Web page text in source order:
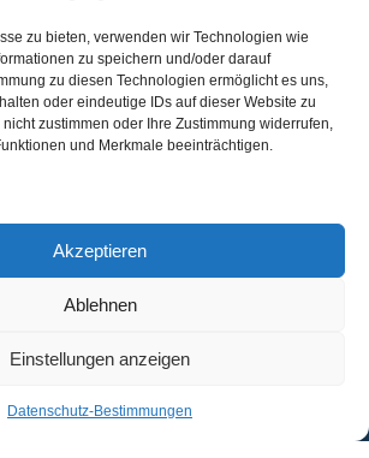
zu bieten, verwenden wir Technologien wie
zu speichern und/oder darauf
zu diesen Technologien ermöglicht es uns,
oder eindeutige IDs auf dieser Website zu
zustimmen oder Ihre Zustimmung widerrufen,
und Merkmale beeinträchtigen.
Akzeptieren
Ablehnen
Einstellungen anzeigen
Datenschutz-Bestimmungen
OsaBus © Alle Rechte vorbehalten.
Konditionen
Datenschutz-Bestimmungenvon OsaBus
Ein Angebot einholen